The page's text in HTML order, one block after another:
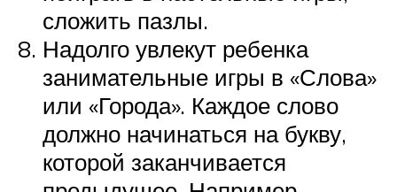
сложить пазлы.
Надолго увлекут ребенка
занимательные игры в «Слова»
или «Города». Каждое слово
должно начинаться на букву,
которой заканчивается